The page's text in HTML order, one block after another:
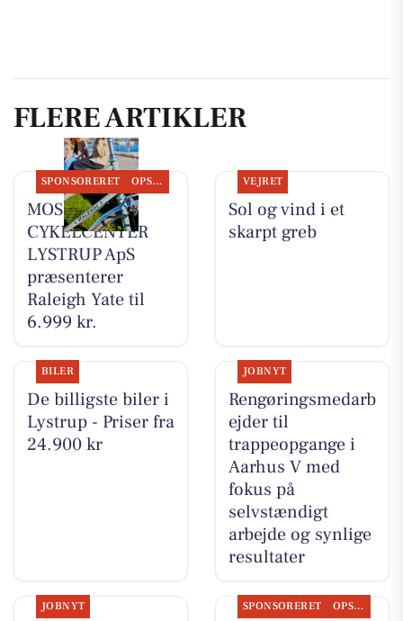
FLERE ARTIKLER
SPONSORERET OPSLAGSTAVLEN
MOSQUITO
CYKELCENTER
LYSTRUP ApS
præsenterer
Raleigh Yate til
6.999 kr.
VEJRET
Sol og vind i et
skarpt greb
BILER
De billigste biler i
Lystrup - Priser fra
24.900 kr
JOBNYT
Rengøringsmedarb
ejder til
trappeopgange i
Aarhus V med
fokus på
selvstændigt
arbejde og synlige
resultater
JOBNYT SPONSORERET OPSLAGSTAVLEN